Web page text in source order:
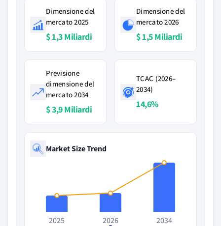
Dimensione del
mercato 2025
$ 1,3 Miliardi
Dimensione del
mercato 2026
$ 1,5 Miliardi
Previsione
dimensione del
mercato 2034
$ 3,9 Miliardi
TCAC (2026–
2034)
14,6%
Market Size Trend
2025
2026
2034